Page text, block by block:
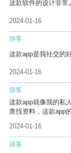
这款软件的设计非常
2024-01-16
游客
这款app是我社交的
2024-01-16
游客
这款app就像我的私
查找资料，这款app
2024-01-16
游客